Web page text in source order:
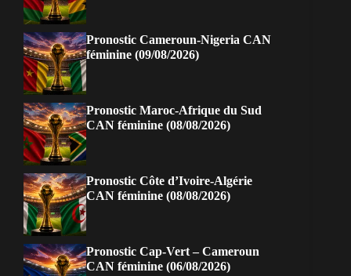
Pronostic Cameroun-Nigeria CAN
féminine (09/08/2026)
Pronostic Maroc-Afrique du Sud
CAN féminine (08/08/2026)
Pronostic Côte d’Ivoire-Algérie
CAN féminine (08/08/2026)
Pronostic Cap-Vert – Cameroun
CAN féminine (06/08/2026)